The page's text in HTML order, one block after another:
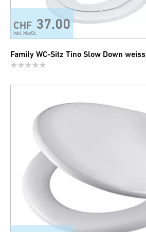
CHF 37.00
inkl. MwSt.
Family WC-Sitz Tino Slow Down weiss